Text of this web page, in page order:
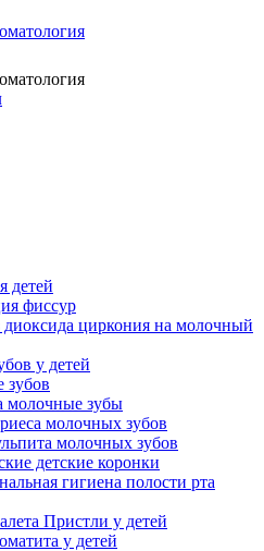
детей
фиссур
диоксида циркония на молочный
у детей
зубов
молочные зубы
молочных зубов
молочных зубов
детские коронки
гигиена полости рта
Пристли у детей
у детей